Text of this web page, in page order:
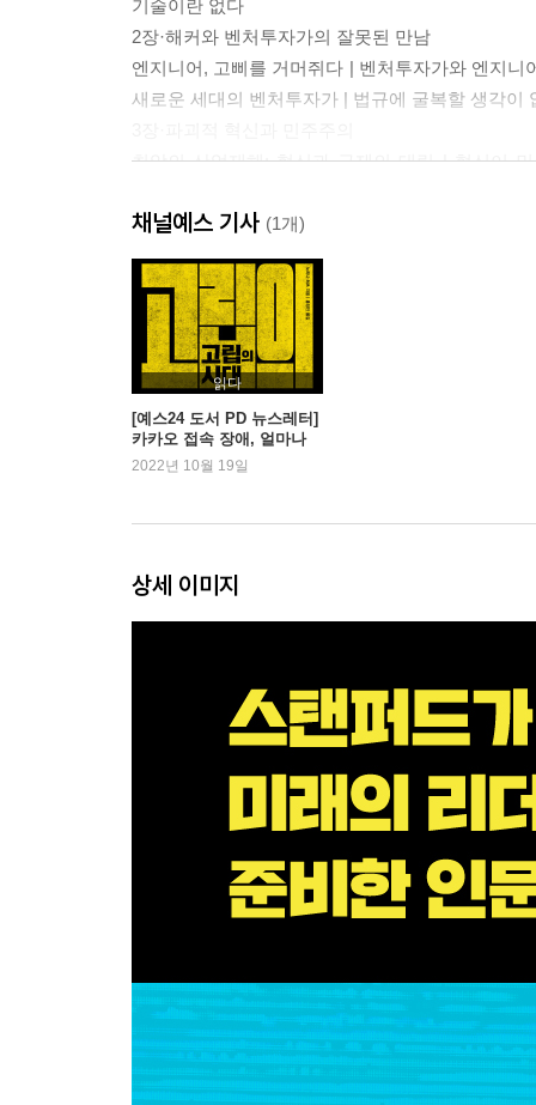
기술이란 없다
2장·해커와 벤처투자가의 잘못된 만남
엔지니어, 고삐를 거머쥐다 | 벤처투자가와 엔지
새로운 세대의 벤처투자가 | 법규에 굴복할 생각이
최악의 산업재해: 혁신과 규제의 대립 | 혁신이
2부 빅테크, 혁신의 배신
4장·누구의 편도 아닌 줄 알았던 알고리즘
학습하는 기계의 시대 | 공정성을 어떻게 정의해
인간 | 알고리즘을 어떻게 통제하는가 | ‘블랙박스’
5장·한 번의 클릭으로 우리는 무엇을 포기했나
나도 모르는 또 다른 내가 존재한다 | 디지털 팬
우리를 구할 수 없다 | 시장도 믿을 수 없다 | 개
빈곤으로부터의 대탈출 | 자유는 당신에게 어떤
남겨진 이들을 위한 자리
표현 과잉의 결과 | 표현의 자유가 인간 존엄성
수 있을까? | 페이스북의 ‘대법원’? | 자율규제 너
3부 시스템 리부팅
그래서 내가 할 수 있는 일은 무엇일까? | 나만이
우리를 지배하기 전에
채널예스 기사 (1개)
읽다
[예스24 도서 PD 뉴스레터]
카카오 접속 장애, 얼마나
불편하셨나요? - 『고립의
2022년 10월 19일
상세 이미지